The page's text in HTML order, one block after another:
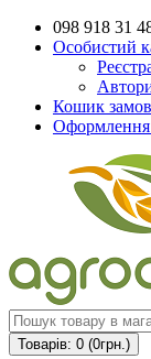
098 918 31
Особистий
Кошик
Оформлення
Товарів: 0 (0грн.)